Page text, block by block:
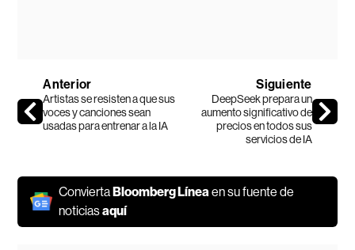
Anterior
Artistas se resisten a que sus
voces y canciones sean
usadas para entrenar a la IA
Siguiente
DeepSeek prepara un
aumento significativo de
precios en todos sus
servicios de IA
ConviertaBloomberg Línea en su fuente de
noticiasaquí